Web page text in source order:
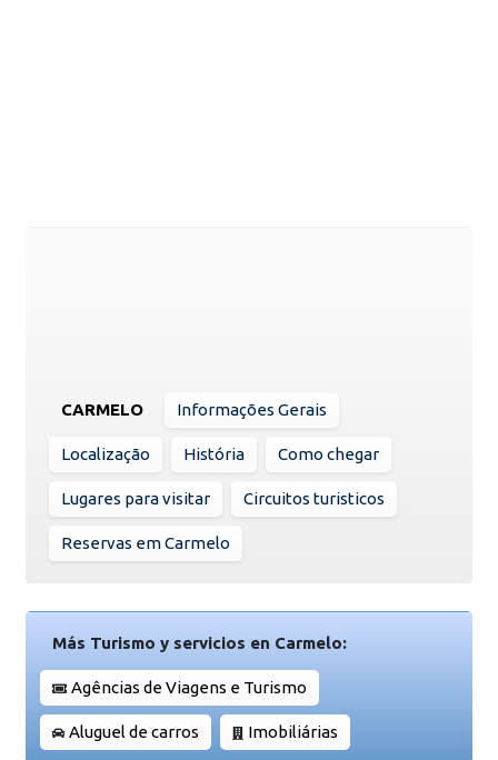
CARMELO Informações Gerais
Localização História Como chegar
Lugares para visitar Circuitos turisticos
Reservas em Carmelo
Más Turismo y servicios en Carmelo:
Agências de Viagens e Turismo
Aluguel de carros Imobiliárias